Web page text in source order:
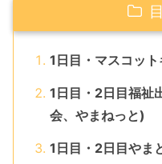
1日目・マスコット
1日目・2日目福祉
会、やまねっと)
1日目・2日目やま